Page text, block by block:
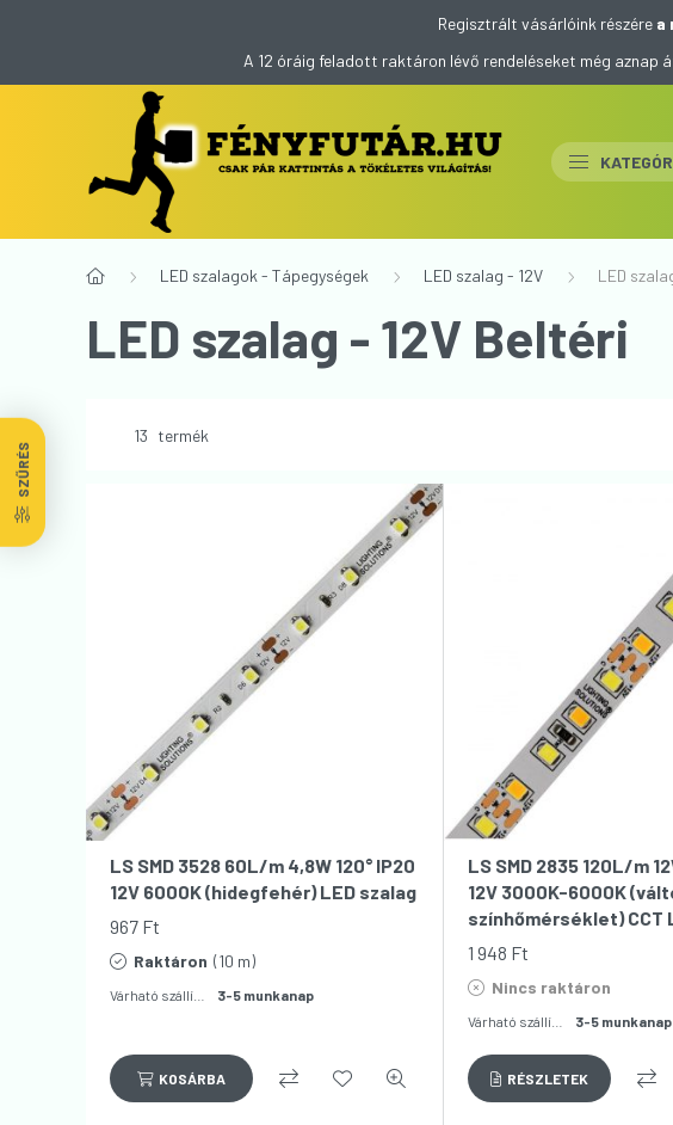
Regisztrált vásárlóink részére a
A 12 óráig feladott raktáron lévő rendeléseket még
SZŰRÉS
LED szalagok - Tápegységek LED szalag - 12V LED
LED szalag - 12V Beltéri
13 termék
LS SMD 3528 60L/m 4,8W 120° IP20
12V 6000K (hidegfehér) LED szalag
967 Ft
Raktáron (10 m)
3-5 munkanap
LS SMD 2835 120L/m
12V 3000K-6000K
színhőmérséklet) CCT
1 948 Ft
Nincs raktáron
3-5 munkanap